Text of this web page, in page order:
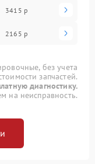
3415 р
2165 р
без учета
запчастей.
диагностику.
на неисправность.